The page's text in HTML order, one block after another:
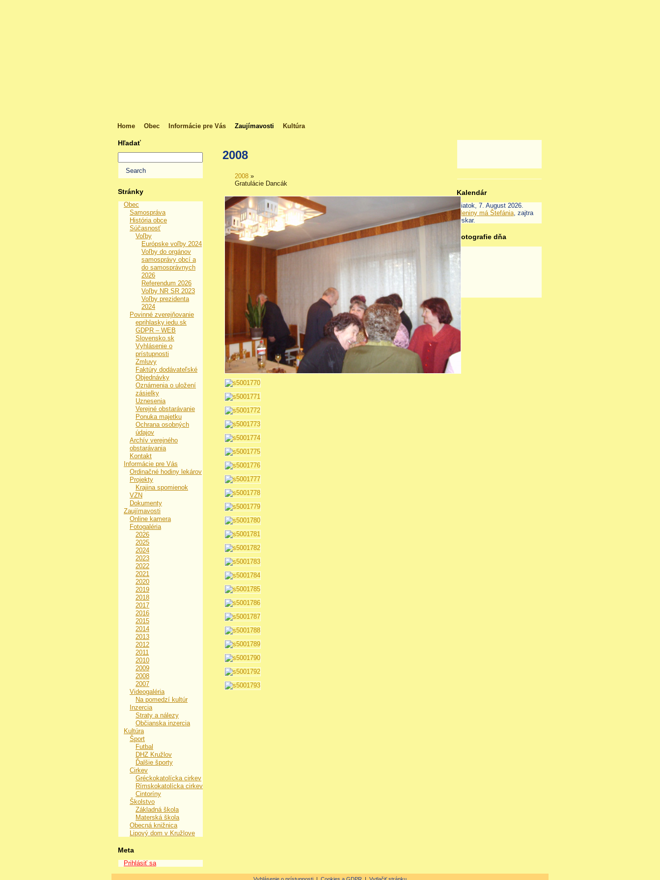
Home Obec Informácie pre Vás Zaujímavosti Kultúra
Hľadať
Stránky
Obec
Samospráva
História obce
Súčasnosť
Voľby
Európske voľby 2024
Voľby do orgánov
samosprávy obcí a
do samosprávnych
2026
Referendum 2026
Voľby NR SR 2023
Voľby prezidenta
2024
Povinné zverejňovanie
eprihlasky.iedu.sk
GDPR – WEB
Slovensko.sk
Vyhlásenie o
prístupnosti
Zmluvy
Faktúry dodávateľské
Objednávky
Oznámenia o uložení
zásielky
Uznesenia
Verejné obstarávanie
Ponuka majetku
Ochrana osobných
údajov
Archív verejného
obstarávania
Kontakt
Informácie pre Vás
Ordinačné hodiny lekárov
Projekty
Krajina spomienok
VZN
Dokumenty
Zaujímavosti
Online kamera
Fotogaléria
2026
2025
2024
2023
2022
2021
2020
2019
2018
2017
2016
2015
2014
2013
2012
2011
2010
2009
2008
2007
Videogaléria
Na pomedzí kultúr
Inzercia
Straty a nálezy
Občianska inzercia
Kultúra
Šport
Futbal
DHZ Kružlov
Ďalšie športy
Cirkev
Gréckokatolícka cirkev
Rímskokatolícka cirkev
Cintoríny
Školstvo
Základná škola
Materská škola
Obecná knižnica
Lipový dom v Kružlove
Meta
Prihlásiť sa
2008
2008 »
Gratulácie Dancák
Kalendár
Piatok, 7. August 2026.
Meniny má Štefánia, zajtra
Oskar.
Fotografie dňa